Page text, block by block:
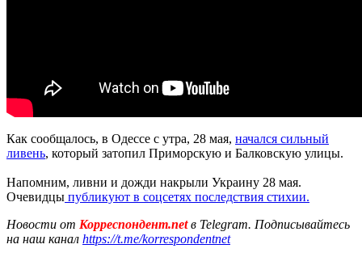
Как сообщалось, в Одессе с утра, 28 мая, начался сильный
ливень, который затопил Приморскую и Балковскую улицы.
Напомним, ливни и дожди накрыли Украину 28 мая.
Очевидцы публикуют в соцсетях последствия стихии.
Новости от Корреспондент.netв Telegram. Подписывайтесь
на наш канал https://t.me/korrespondentnet